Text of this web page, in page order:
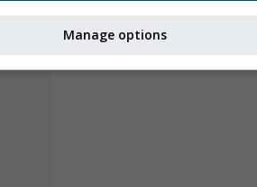
Manage options